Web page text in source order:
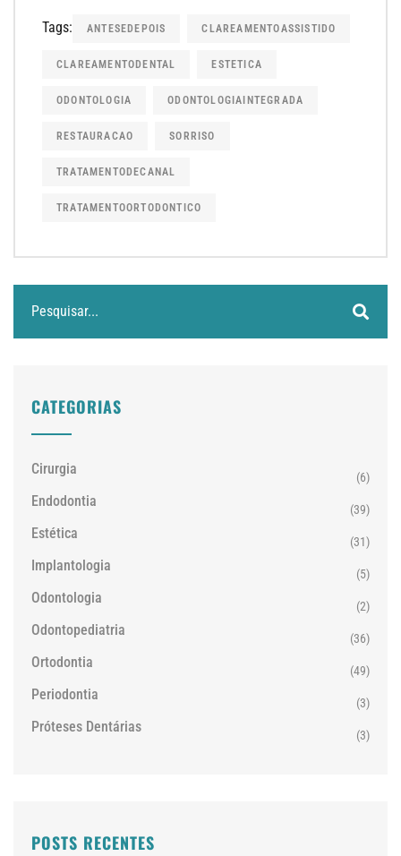
Tags: ANTESEDEPOIS CLAREAMENTOASSISTIDO
CLAREAMENTODENTAL ESTETICA
ODONTOLOGIA ODONTOLOGIAINTEGRADA
RESTAURACAO SORRISO
TRATAMENTODECANAL
TRATAMENTOORTODONTICO
CATEGORIAS
Cirurgia (6)
Endodontia (39)
Estética (31)
Implantologia (5)
Odontologia (2)
Odontopediatria (36)
Ortodontia (49)
Periodontia (3)
Próteses Dentárias (3)
POSTS RECENTES